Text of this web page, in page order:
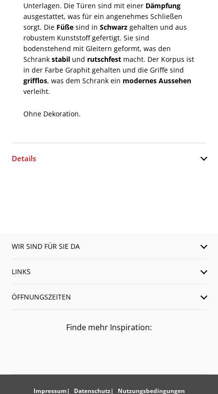
Unterlagen. Die Türen sind mit einer Dämpfung
ausgestattet, was für ein angenehmes Schließen
sorgt. Die Füße sind in Schwarz gehalten und aus
robustem Kunststoff gefertigt. Sie sind
bodenstehend mit Gleitern geformt, was den
Schrank stabil und rutschfest macht. Der Korpus ist
in der Farbe Graphit gehalten und die Griffe sind
grifflos, was dem Schrank ein modernes Aussehen
verleiht.
Ohne Dekoration.
Details
WIR SIND FÜR SIE DA
LINKS
ÖFFNUNGSZEITEN
Finde mehr Inspiration:
Impressum Datenschutz Nutzungsbedingungen